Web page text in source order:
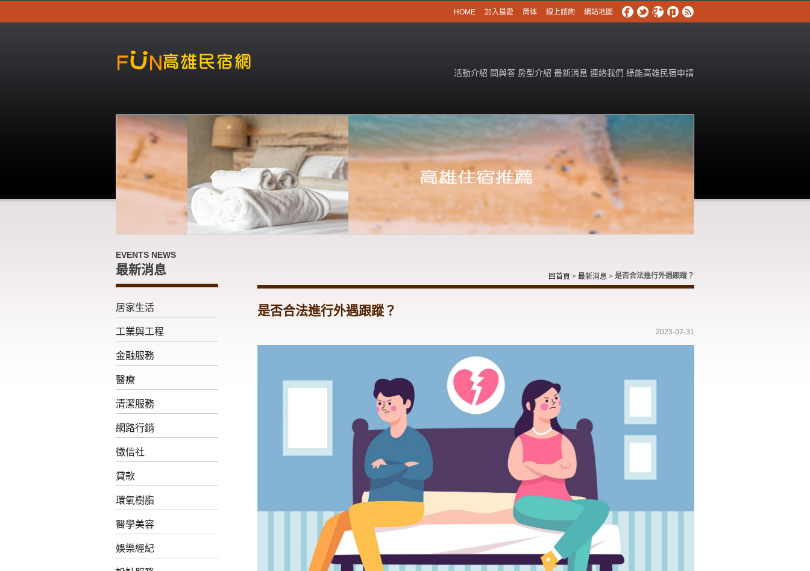
HOME 加入最愛 简体 線上諮詢 網站地圖
活動介紹 問與答 房型介紹 最新消息 連絡我們 綠能高雄民宿申請
EVENTS NEWS
最新消息
居家生活
工業與工程
金融服務
醫療
清潔服務
網路行銷
徵信社
貸款
環氧樹脂
醫學美容
娛樂經紀
回首頁 > 最新消息 > 是否合法進行外遇跟蹤？
是否合法進行外遇跟蹤？
2023-07-31